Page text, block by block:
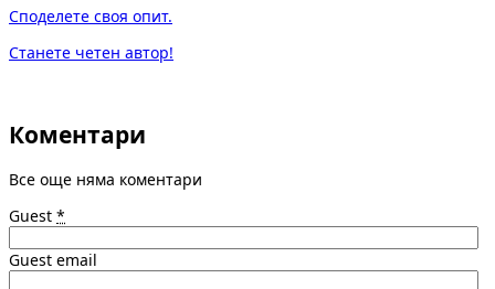
Споделете своя опит.
Станете четен автор!
Коментари
Все още няма коментари
Guest *
Guest email